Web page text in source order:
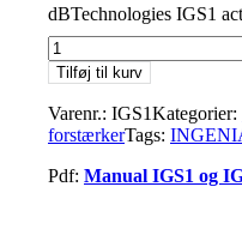
dBTechnologies IGS1
Tilføj til kurv
Varenr.: IGS1Kategorier:
forstærkerTags:
Pdf: Manual IGS1 og